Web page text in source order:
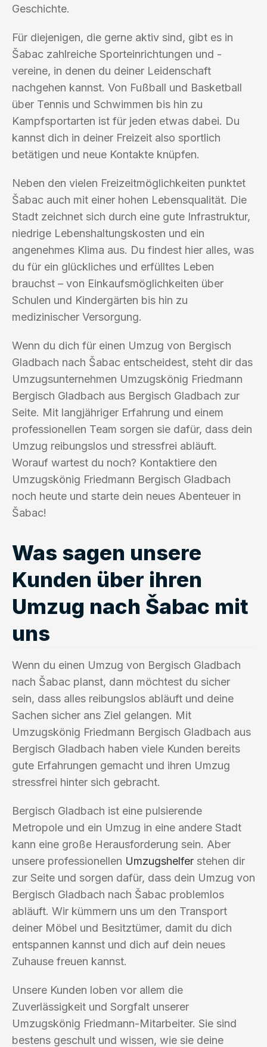
Geschichte.
Für diejenigen, die gerne aktiv sind, gibt es in
Šabac zahlreiche Sporteinrichtungen und -
vereine, in denen du deiner Leidenschaft
nachgehen kannst. Von Fußball und Basketball
über Tennis und Schwimmen bis hin zu
Kampfsportarten ist für jeden etwas dabei. Du
kannst dich in deiner Freizeit also sportlich
betätigen und neue Kontakte knüpfen.
Neben den vielen Freizeitmöglichkeiten punktet
Šabac auch mit einer hohen Lebensqualität. Die
Stadt zeichnet sich durch eine gute Infrastruktur,
niedrige Lebenshaltungskosten und ein
angenehmes Klima aus. Du findest hier alles, was
du für ein glückliches und erfülltes Leben
brauchst – von Einkaufsmöglichkeiten über
Schulen und Kindergärten bis hin zu
medizinischer Versorgung.
Wenn du dich für einen Umzug von Bergisch
Gladbach nach Šabac entscheidest, steht dir das
Umzugsunternehmen Umzugskönig Friedmann
Bergisch Gladbach aus Bergisch Gladbach zur
Seite. Mit langjähriger Erfahrung und einem
professionellen Team sorgen sie dafür, dass dein
Umzug reibungslos und stressfrei abläuft.
Worauf wartest du noch? Kontaktiere den
Umzugskönig Friedmann Bergisch Gladbach
noch heute und starte dein neues Abenteuer in
Šabac!
Was sagen unsere
Kunden über ihren
Umzug nach Šabac mit
uns
Wenn du einen Umzug von Bergisch Gladbach
nach Šabac planst, dann möchtest du sicher
sein, dass alles reibungslos abläuft und deine
Sachen sicher ans Ziel gelangen. Mit
Umzugskönig Friedmann Bergisch Gladbach aus
Bergisch Gladbach haben viele Kunden bereits
gute Erfahrungen gemacht und ihren Umzug
stressfrei hinter sich gebracht.
Bergisch Gladbach ist eine pulsierende
Metropole und ein Umzug in eine andere Stadt
kann eine große Herausforderung sein. Aber
unsere professionellen Umzugshelfer stehen dir
zur Seite und sorgen dafür, dass dein Umzug von
Bergisch Gladbach nach Šabac problemlos
abläuft. Wir kümmern uns um den Transport
deiner Möbel und Besitztümer, damit du dich
entspannen kannst und dich auf dein neues
Zuhause freuen kannst.
Unsere Kunden loben vor allem die
Zuverlässigkeit und Sorgfalt unserer
Umzugskönig Friedmann-Mitarbeiter. Sie sind
bestens geschult und wissen, wie sie deine